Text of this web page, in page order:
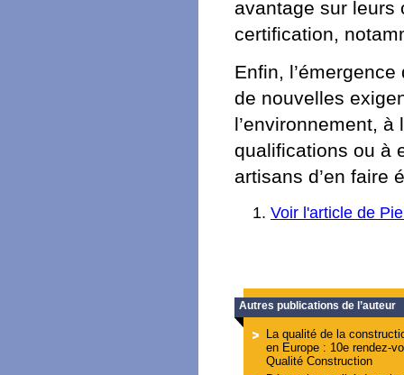
avantage sur leurs
certification,
Enfin,
de nouvelles
l’environnement,
qualifications ou à
artisans d’en faire
Voir l'article de
Autres publications de l’auteur
La qualité de la
en Europe : 10e rendez-
Qualité Construction